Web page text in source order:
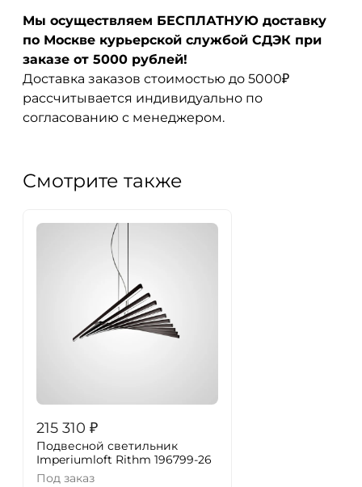
Мы осуществляем БЕСПЛАТНУЮ доставку
по Москве курьерской службой СДЭК при
заказе от 5000 рублей!
Доставка заказов стоимостью до 5000₽
рассчитывается индивидуально по
согласованию с менеджером.
Смотрите также
215 310 ₽
Подвесной светильник
Imperiumloft Rithm 196799-26
Под заказ